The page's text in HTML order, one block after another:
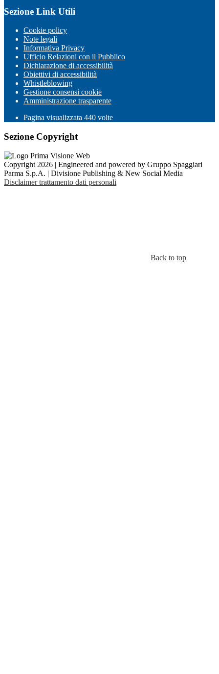
Sezione Link Utili
Cookie policy
Note legali
Informativa Privacy
Ufficio Relazioni con il Pubblico
Dichiarazione di accessibilità
Obiettivi di accessibilità
Whistleblowing
Gestione consensi cookie
Amministrazione trasparente
Pagina visualizzata 440 volte
Sezione Copyright
Copyright 2026 | Engineered and powered by Gruppo Spaggiari
Parma S.p.A. | Divisione Publishing & New Social Media
Disclaimer trattamento dati personali
Back to top